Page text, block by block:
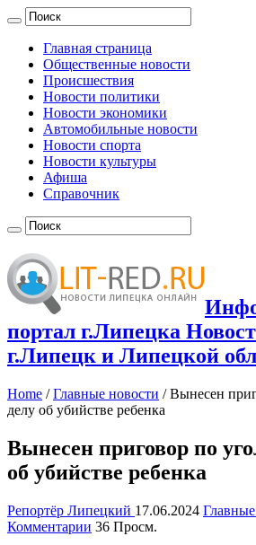
Главная страница
Общественные новости
Происшествия
Новости политики
Новости экономики
Автомобильные новости
Новости спорта
Новости культуры
Афиша
Справочник
портал г.Липецка
г.Липецк и Липецкой
Home / Главные новости / Вынесен
делу об убийстве ребенка
Вынесен приговор по
об убийстве ребенка
Репортёр Липецкий 17.06.2024
Комментарии 36 Просм.